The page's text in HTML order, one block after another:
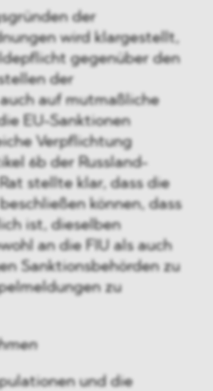
der
wird klargestellt,
gegenüber den
der
auf mutmaßliche
EU-Sanktionen
Verpflichtung
6b der Russland-
stellte klar, dass die
können, dass
ist, dieselben
an die FIU als auch
Sanktionsbehörden zu
zu
und die